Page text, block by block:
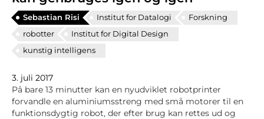
Sebastian Risi Institut for Datalogi
Forskning
robotter
Institut for Digital Design
kunstig intelligens
3. juli 2017
På bare 13 minutter kan en nyudviklet robotprinter
forvandle en aluminiumsstreng med små motorer til en
funktionsdygtig robot, der efter brug kan rettes ud og